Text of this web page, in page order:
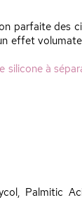
parfaite des
effet
silicone à
Palmitic